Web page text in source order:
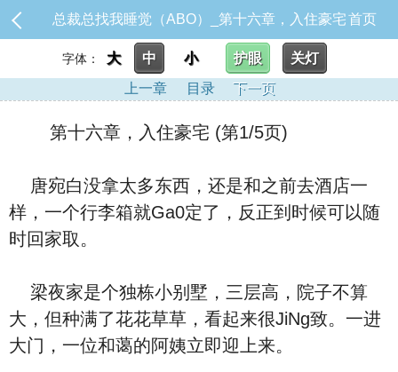
总裁总找我睡觉（ABO）_第十六章，入住豪宅首页
字体： 大 中 小 护眼
关灯
上一章
目录 下一页
第十六章，入住豪宅 (第1/5页)
唐宛白没拿太多东西，还是和之前去酒店一
样，一个行李箱就Ga0定了，反正到时候可以随
时回家取。
梁夜家是个独栋小别墅，三层高，院子不算
大，但种满了花花草草，看起来很JiNg致。一进
大门，一位和蔼的阿姨立即迎上来。